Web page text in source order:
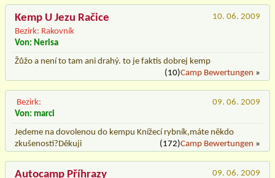
Kemp U Jezu Račice
Bezirk: Rakovník
10. 06. 2009
Von: Nerisa
Žůžo a není to tam ani drahý. to je faktis dobrej kemp
(10)Camp Bewertungen »
Bezirk:
09. 06. 2009
Von: marci
Jedeme na dovolenou do kempu Knížecí rybník,máte někdo
zkušenosti?Děkuji
(172)Camp Bewertungen »
Autocamp Příhrazy 09. 06. 2009